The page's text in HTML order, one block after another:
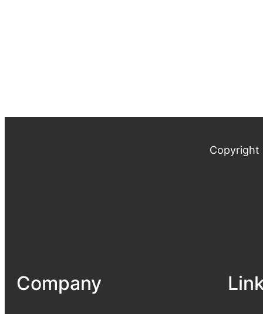
Copyright
Company